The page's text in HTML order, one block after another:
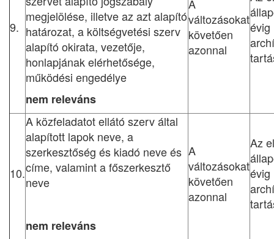
9.
megjelölése, illetve az azt alapító
határozat, a költségvetési szerv
alapító okirata, vezetője,
honlapjának elérhetősége,
működési engedélye
nem releváns
A
változásokat
követően
azonnal
évig
10.
A közfeladatot ellátó szerv által
alapított lapok neve, a
szerkesztőség és kiadó neve és
címe, valamint a főszerkesztő
neve
nem releváns
A
változásokat
követően
azonnal
Az
évig